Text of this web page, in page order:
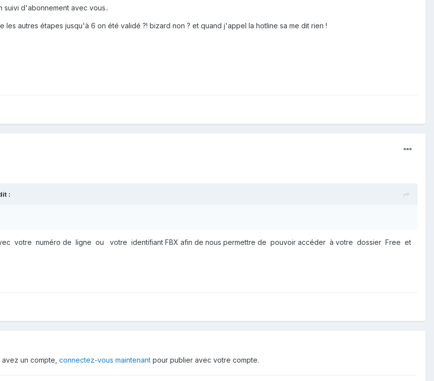
suivi d'abonnement avec vous..
les autres étapes jusqu'à 6 on été validé ?! bizard non ? et quand j'appel la hotline sa me dit rien !
:
votre numéro de ligne ou votre identifiant FBX afin de nous permettre de pouvoir accéder à votre dossier Free et
un compte, connectez-vous maintenant pour publier avec votre compte.